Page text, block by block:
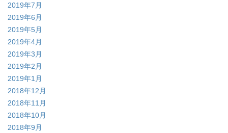
2019年7月
2019年6月
2019年5月
2019年4月
2019年3月
2019年2月
2019年1月
2018年12月
2018年11月
2018年10月
2018年9月